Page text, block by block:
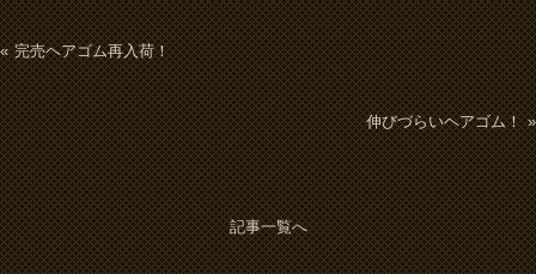
完売ヘアゴム再入荷！
伸びづらいヘアゴム！
記事一覧へ